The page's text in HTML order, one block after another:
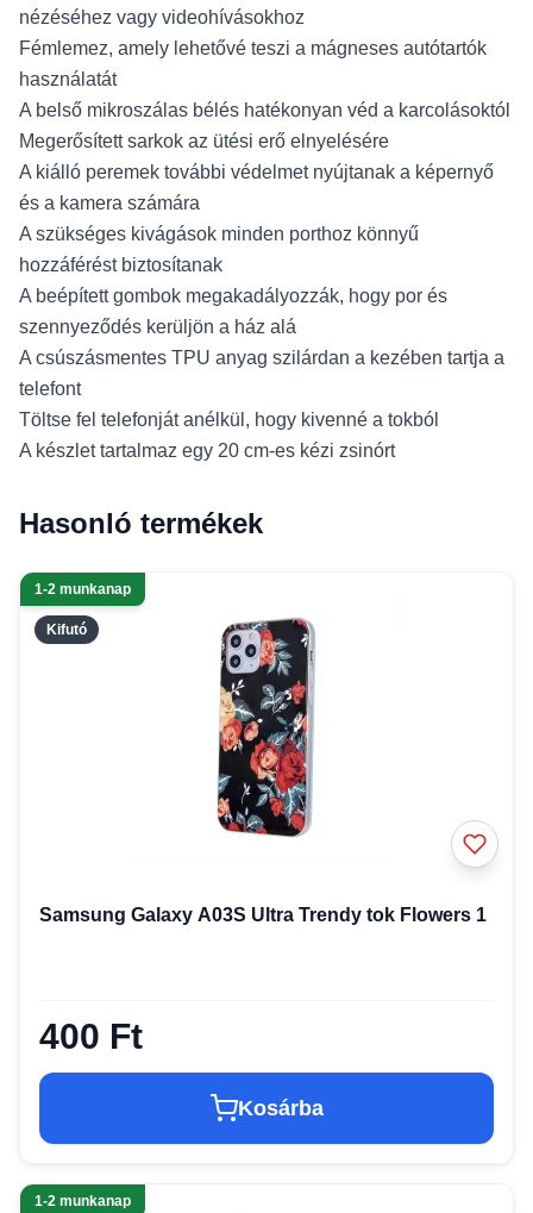
nézéséhez vagy videohívásokhoz
Fémlemez, amely lehetővé teszi a mágneses autótartók
használatát
A belső mikroszálas bélés hatékonyan véd a karcolásoktól
Megerősített sarkok az ütési erő elnyelésére
A kiálló peremek további védelmet nyújtanak a képernyő
és a kamera számára
A szükséges kivágások minden porthoz könnyű
hozzáférést biztosítanak
A beépített gombok megakadályozzák, hogy por és
szennyeződés kerüljön a ház alá
A csúszásmentes TPU anyag szilárdan a kezében tartja a
telefont
Töltse fel telefonját anélkül, hogy kivenné a tokból
A készlet tartalmaz egy 20 cm-es kézi zsinórt
Hasonló termékek
Kifutó
1-2 munkanap
Samsung Galaxy A03S Ultra Trendy tok Flowers 1
400 Ft
Kosárba
1-2 munkanap